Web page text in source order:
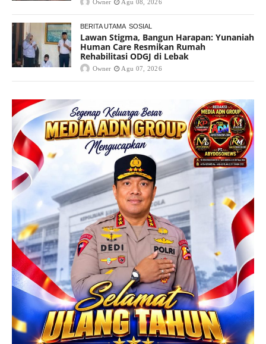
Owner Agu 08, 2026
BERITA UTAMA SOSIAL
Lawan Stigma, Bangun Harapan: Yunaniah
Human Care Resmikan Rumah
Rehabilitasi ODGJ di Lebak
Owner Agu 07, 2026